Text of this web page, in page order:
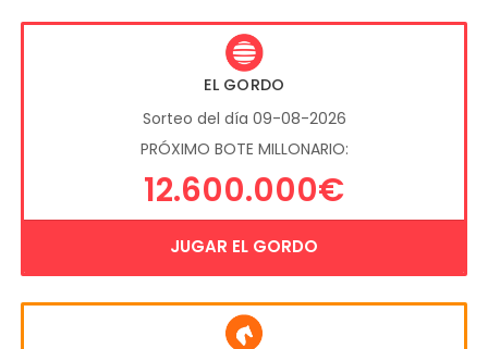
EL GORDO
Sorteo del día 09-08-2026
PRÓXIMO BOTE MILLONARIO:
12.600.000€
JUGAR EL GORDO